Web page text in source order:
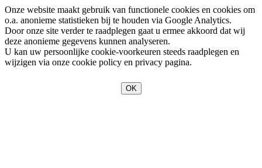
Onze website maakt gebruik van functionele cookies en cookies om
o.a. anonieme statistieken bij te houden via Google Analytics.
Door onze site verder te raadplegen gaat u ermee akkoord dat wij
deze anonieme gegevens kunnen analyseren.
U kan uw persoonlijke cookie-voorkeuren steeds raadplegen en
wijzigen via onze cookie policy en privacy pagina.
OK